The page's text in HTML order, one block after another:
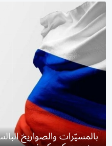
بالمسيّرات والصواريخ